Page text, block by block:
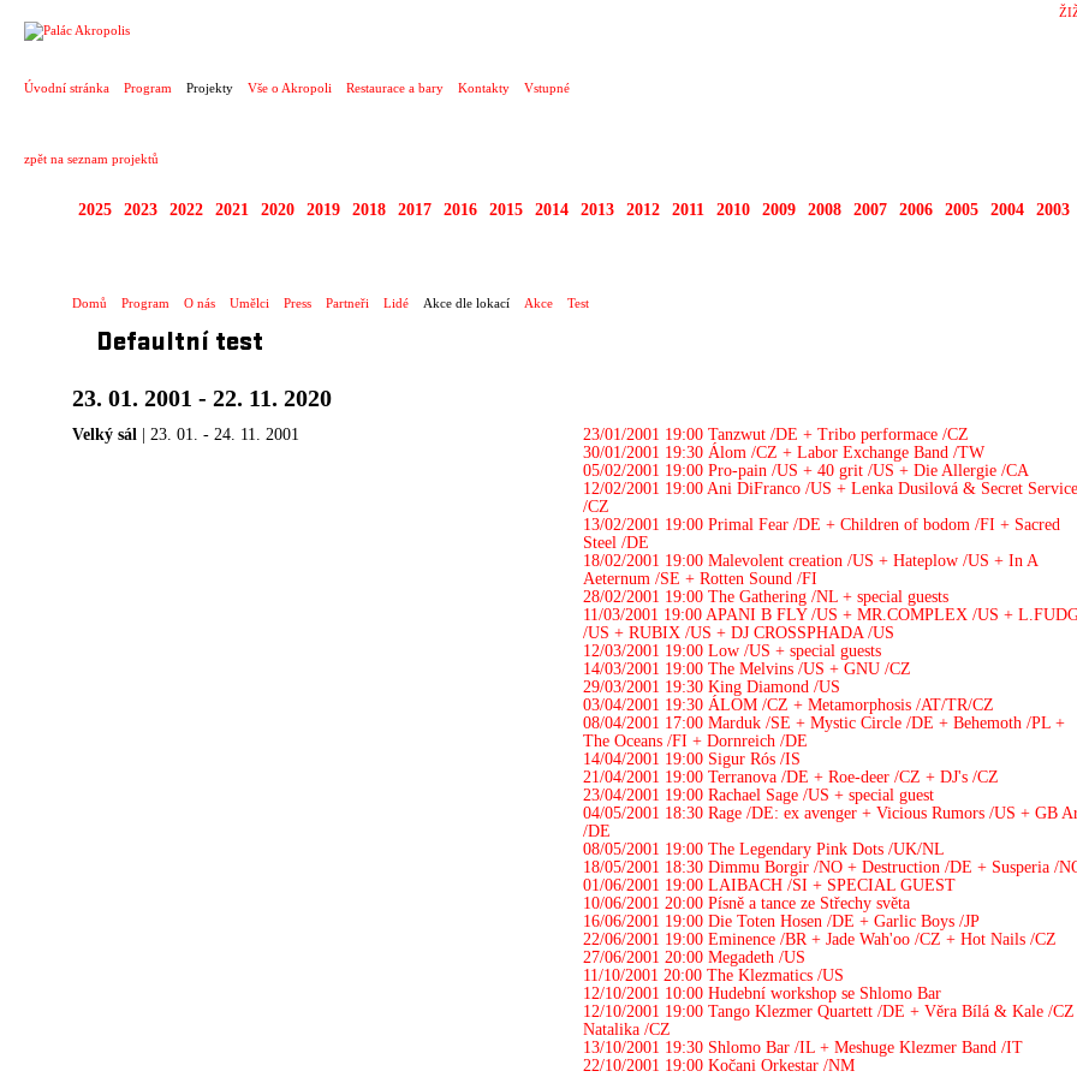
Úvodní stránka Program Projekty Vše o Akropoli Restaurace a bary Kontakty Vstupné
zpět na seznam projektů
2025 2023 2022 2021 2020 2019 2018 2017 2016 2015 2014 2013 2012 2011 2010 2009 2008 2007 2006 2005 2004 2003
Domů Program O nás Umělci Press Partneři Lidé Akce dle lokací Akce Test
Defaultní test
23. 01. 2001 - 22. 11. 2020
Velký sál | 23. 01. - 24. 11. 2001 23/01/2001 19:00 Tanzwut /DE + Tribo performace /CZ
30/01/2001 19:30 Álom /CZ + Labor Exchange Band /TW
05/02/2001 19:00 Pro-pain /US + 40 grit /US + Die Allergie /CA
12/02/2001 19:00 Ani DiFranco /US + Lenka Dusilová & Secret Service
/CZ
13/02/2001 19:00 Primal Fear /DE + Children of bodom /FI + Sacred
Steel /DE
18/02/2001 19:00 Malevolent creation /US + Hateplow /US + In A
Aeternum /SE + Rotten Sound /FI
28/02/2001 19:00 The Gathering /NL + special guests
11/03/2001 19:00 APANI B FLY /US + MR.COMPLEX /US +
/US + RUBIX /US + DJ CROSSPHADA /US
12/03/2001 19:00 Low /US + special guests
14/03/2001 19:00 The Melvins /US + GNU /CZ
29/03/2001 19:30 King Diamond /US
03/04/2001 19:30 ÁLOM /CZ + Metamorphosis /AT/TR/CZ
08/04/2001 17:00 Marduk /SE + Mystic Circle /DE + Behemoth /PL +
The Oceans /FI + Dornreich /DE
14/04/2001 19:00 Sigur Rós /IS
21/04/2001 19:00 Terranova /DE + Roe-deer /CZ + DJ's /CZ
23/04/2001 19:00 Rachael Sage /US + special guest
04/05/2001 18:30 Rage /DE: ex avenger + Vicious Rumors /US + GB
/DE
08/05/2001 19:00 The Legendary Pink Dots /UK/NL
18/05/2001 18:30 Dimmu Borgir /NO + Destruction /DE + Susperia /
01/06/2001 19:00 LAIBACH /SI + SPECIAL GUEST
10/06/2001 20:00 Písně a tance ze Střechy světa
16/06/2001 19:00 Die Toten Hosen /DE + Garlic Boys /JP
22/06/2001 19:00 Eminence /BR + Jade Wah'oo /CZ + Hot Nails /CZ
27/06/2001 20:00 Megadeth /US
11/10/2001 20:00 The Klezmatics /US
12/10/2001 10:00 Hudební workshop se Shlomo Bar
12/10/2001 19:00 Tango Klezmer Quartett /DE + Věra Bílá & Kale /
Natalika /CZ
13/10/2001 19:30 Shlomo Bar /IL + Meshuge Klezmer Band /IT
22/10/2001 19:00 Kočani Orkestar /NM